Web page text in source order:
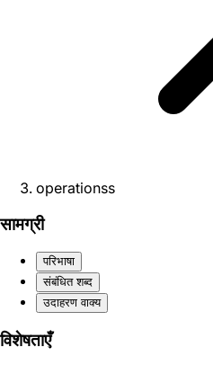
operationss
सामग्री
परिभाषा
संबंधित शब्द
उदाहरण वाक्य
विशेषताएँ